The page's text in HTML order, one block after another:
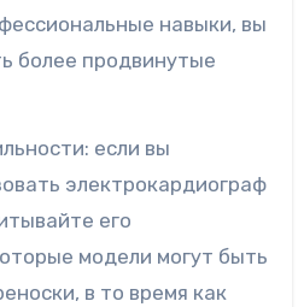
навыки, вы
более продвинутые
если вы
электрокардиограф
его
модели могут быть
в то время как